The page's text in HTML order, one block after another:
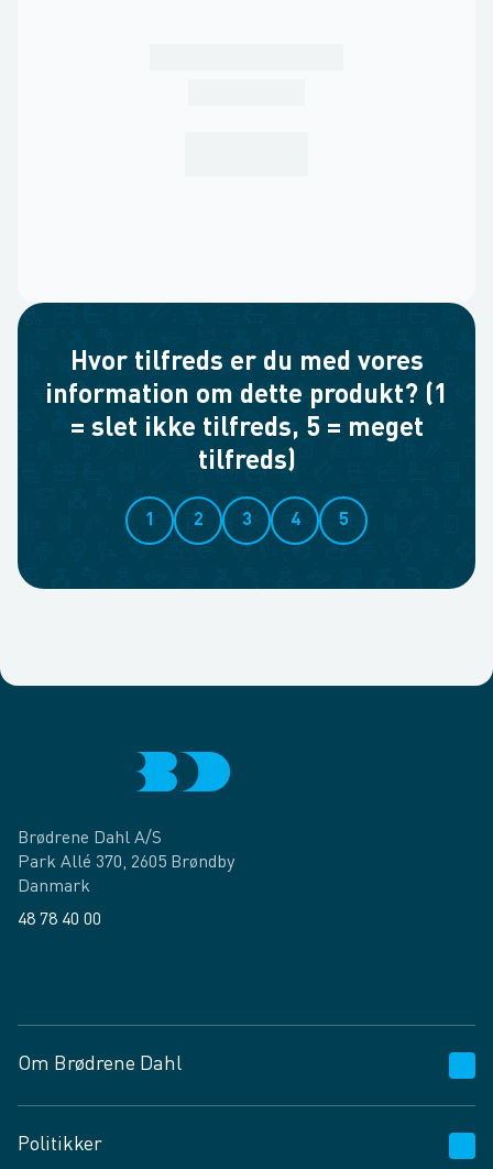
Hvor tilfreds er du med vores
information om dette produkt? (1
= slet ikke tilfreds, 5 = meget
tilfreds)
1 2 3 4 5
Brødrene Dahl A/S
Park Allé 370, 2605 Brøndby
Danmark
48 78 40 00
Om Brødrene Dahl
Vagttelefon 30 10 89 89
Politikker